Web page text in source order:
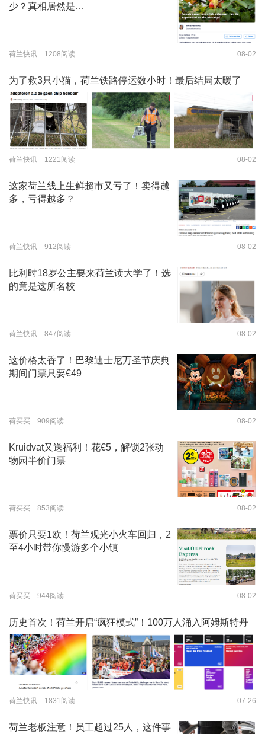
少？真相居然是…
荷兰快讯 1208阅读 08-02
为了救3只小猫，荷兰铁路停运数小时！最后结局太暖了
荷兰快讯 1221阅读 08-02
这家荷兰线上生鲜超市又亏了！卖得越
多，亏得越多？
荷兰快讯 912阅读 08-02
比利时18岁公主要来荷兰读大学了！选
的竟是这所名校
荷兰快讯 847阅读 08-02
这价格太香了！巴黎迪士尼万圣节庆典
期间门票只要€49
荷买买 909阅读 08-02
Kruidvat又送福利！花€5，解锁2张动
物园半价门票
荷买买 853阅读 08-02
票价只要1欧！荷兰观光小火车回归，2
至4小时带你慢游多个小镇
荷买买 944阅读 08-02
历史首次！荷兰开启“疯狂模式”！100万人涌入阿姆斯特丹
荷兰快讯 1831阅读 07-26
荷兰老板注意！员工超过25人，这件事